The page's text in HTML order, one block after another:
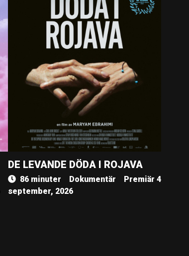
DE LEVANDE DÖDA I ROJAVA
86 minuter Dokumentär
Premiär 4
september, 2026